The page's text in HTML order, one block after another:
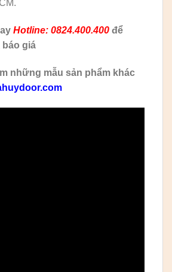
Hotline: 0824.400.400 để
báo giá
những mẫu sản phẩm khác